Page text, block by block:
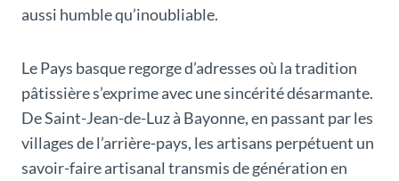
aussi humble qu’inoubliable.
Le Pays basque regorge d’adresses où la tradition
pâtissière s’exprime avec une sincérité désarmante.
De Saint-Jean-de-Luz à Bayonne, en passant par les
villages de l’arrière-pays, les artisans perpétuent un
savoir-faire artisanal transmis de génération en